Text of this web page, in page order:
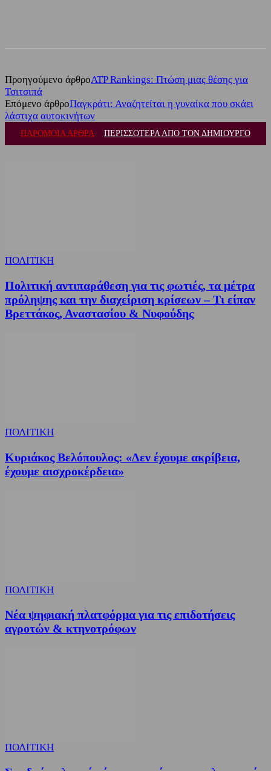
Προηγούμενο άρθροATP Rankings: Πτώση μιας θέσης για
Τσιτσιπά
Επόμενο άρθροΠαγκράτι: Αναζητείται η γυναίκα που σκάει
λάστιχα αυτοκινήτων
ΠΑΡΟΜΟΙΑ ΑΡΘΡΑ ΠΕΡΙΣΣΟΤΕΡΑ ΑΠΟ ΤΟΝ ΔΗΜΙΟΥΡΓΟ
ΠΟΛΙΤΙΚΗ
Πολιτική αντιπαράθεση για τις φωτιές, τα μέτρα
πρόληψης και την διαχείριση κρίσεων – Τι είπαν
Βρεττάκος, Αναστασίου & Νυφούδης
ΠΟΛΙΤΙΚΗ
Κυριάκος Βελόπουλος: «Δεν έχουμε ακρίβεια,
έχουμε αισχροκέρδεια»
ΠΟΛΙΤΙΚΗ
Νέα ψηφιακή πλατφόρμα για τις επιδοτήσεις
αγροτών & κτηνοτρόφων
ΠΟΛΙΤΙΚΗ